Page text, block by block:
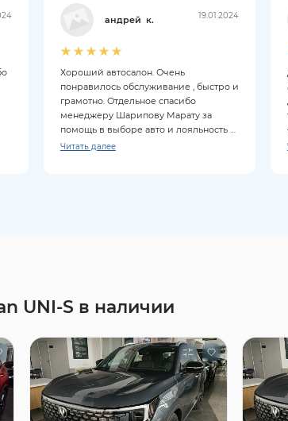
андрей к. 19.01.2024
Хороший автосалон. Очень
понравилось обслуживание , быстро и
грамотно. Отдельное спасибо
менеджеру Шарипову Марату за
помощь в выборе авто и лояльность к
клиентам. Покупкой довольны на все
Читать далее
UNI-S в наличии